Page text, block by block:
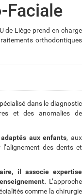
Faciale
de Liège prend en charge
orthodontiques
dans le diagnostic
et des anomalies de
aux enfants, aux
des dents et
il associe expertise
L’approche
comme la chirurgie